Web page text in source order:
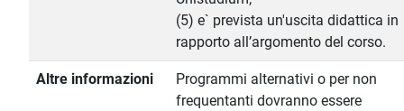
(5) e` prevista un'uscita didattica in
rapporto all’argomento del corso.
Altre informazioni
Programmi alternativi o per non
frequentanti dovranno essere